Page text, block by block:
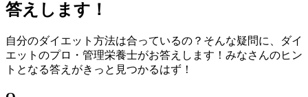
答えします！
自分のダイエット方法は合っているの？そんな疑問に、ダイ
エットのプロ・管理栄養士がお答えします！みなさんのヒン
トとなる答えがきっと見つかるはず！